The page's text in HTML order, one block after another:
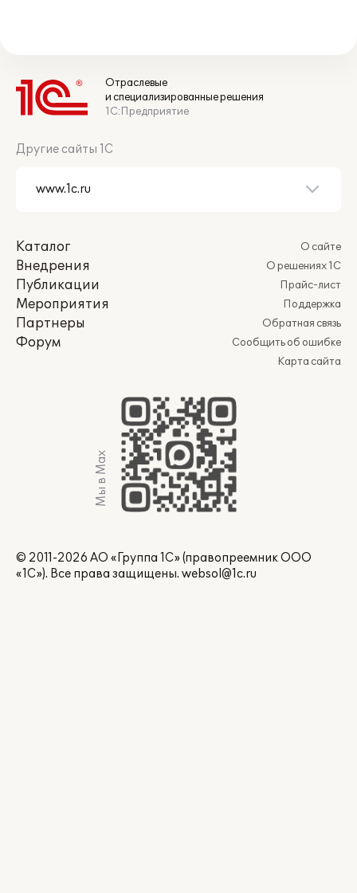
Отраслевые
и специализированные решения
1С:Предприятие
Другие сайты 1С
Каталог
Внедрения
Публикации
Мероприятия
Партнеры
Форум
О сайте
О решениях 1С
Прайс-лист
Поддержка
Обратная связь
Сообщить об ошибке
Карта сайта
Мы в Max
© 2011-2026 АО «Группа 1С» (правопреемник ООО
«1С»). Все права защищены. websol@1c.ru